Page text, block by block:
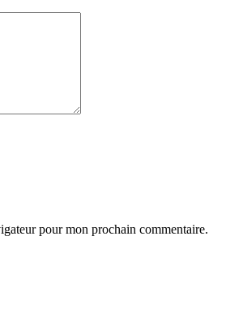
pour mon prochain commentaire.